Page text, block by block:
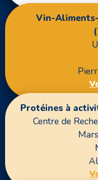
Vin-
Protéines à
Centre de